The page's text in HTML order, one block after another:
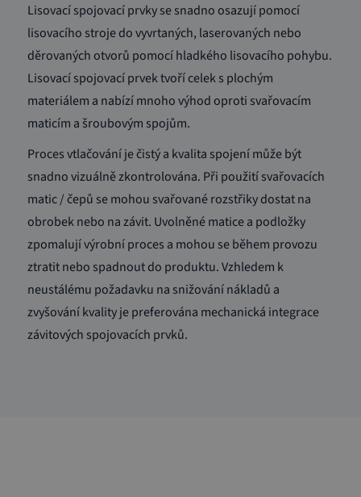
Lisovací spojovací prvky se snadno osazují pomocí
lisovacího stroje do vyvrtaných, laserovaných nebo
děrovaných otvorů pomocí hladkého lisovacího pohybu.
Lisovací spojovací prvek tvoří celek s plochým
materiálem a nabízí mnoho výhod oproti svařovacím
maticím a šroubovým spojům.
Proces vtlačování je čistý a kvalita spojení může být
snadno vizuálně zkontrolována. Při použití svařovacích
matic / čepů se mohou svařované rozstřiky dostat na
obrobek nebo na závit. Uvolněné matice a podložky
zpomalují výrobní proces a mohou se během provozu
ztratit nebo spadnout do produktu.Vzhledem k
neustálému požadavku na snižování nákladů a
zvyšování kvality je preferována mechanická integrace
závitových spojovacích prvků.